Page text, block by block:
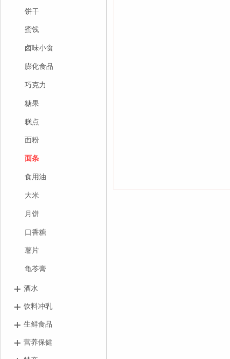
饼干
蜜饯
卤味小食
膨化食品
巧克力
糖果
糕点
面粉
面条
食用油
大米
月饼
口香糖
薯片
龟苓膏
酒水
饮料冲乳
生鲜食品
营养保健